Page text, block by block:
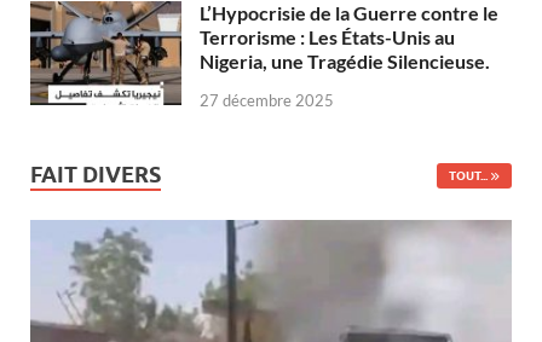
L’Hypocrisie de la Guerre contre le
Terrorisme : Les États-Unis au
Nigeria, une Tragédie Silencieuse.
27 décembre 2025
FAIT DIVERS TOUT...